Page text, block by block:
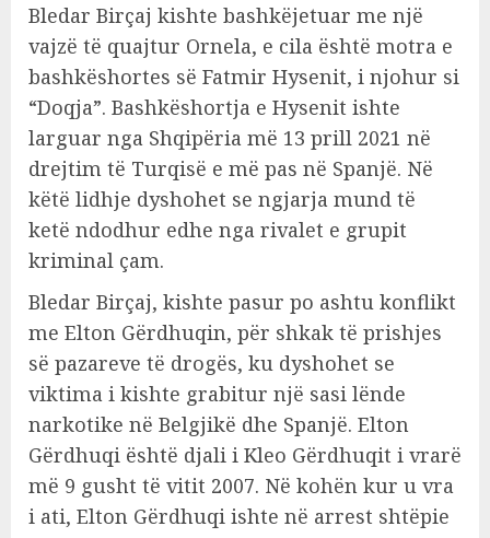
Bledar Birçaj kishte bashkëjetuar me një
vajzë të quajtur Ornela, e cila është motra e
bashkëshortes së Fatmir Hysenit, i njohur si
“Doqja”. Bashkëshortja e Hysenit ishte
larguar nga Shqipëria më 13 prill 2021 në
drejtim të Turqisë e më pas në Spanjë. Në
këtë lidhje dyshohet se ngjarja mund të
ketë ndodhur edhe nga rivalet e grupit
kriminal çam.
Bledar Birçaj, kishte pasur po ashtu konflikt
me Elton Gërdhuqin, për shkak të prishjes
së pazareve të drogës, ku dyshohet se
viktima i kishte grabitur një sasi lënde
narkotike në Belgjikë dhe Spanjë. Elton
Gërdhuqi është djali i Kleo Gërdhuqit i vrarë
më 9 gusht të vitit 2007. Në kohën kur u vra
i ati, Elton Gërdhuqi ishte në arrest shtëpie